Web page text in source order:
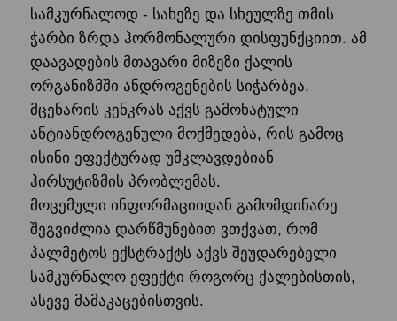
სამკურნალოდ - სახეზე და სხეულზე თმის
ჭარბი ზრდა ჰორმონალური დისფუნქციით. ამ
დაავადების მთავარი მიზეზი ქალის
ორგანიზმში ანდროგენების სიჭარბეა.
მცენარის კენკრას აქვს გამოხატული
ანტიანდროგენული მოქმედება, რის გამოც
ისინი ეფექტურად უმკლავდებიან
ჰირსუტიზმის პრობლემას.
მოცემული ინფორმაციიდან გამომდინარე
შეგვიძლია დარწმუნებით ვთქვათ, რომ
პალმეტოს ექსტრაქტს აქვს შეუდარებელი
სამკურნალო ეფექტი როგორც ქალებისთის,
ასევე მამაკაცებისთვის.